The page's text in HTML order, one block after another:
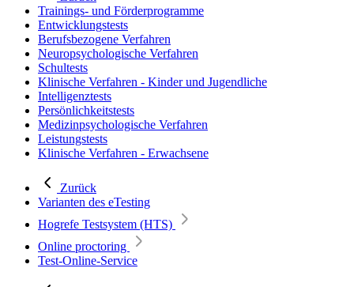
Trainings- und Förderprogramme
Entwicklungstests
Berufsbezogene Verfahren
Neuropsychologische Verfahren
Schultests
Klinische Verfahren - Kinder und Jugendliche
Intelligenztests
Persönlichkeitstests
Medizinpsychologische Verfahren
Leistungstests
Klinische Verfahren - Erwachsene
Zurück
Varianten des eTesting
Hogrefe Testsystem (HTS)
Online proctoring
Test-Online-Service